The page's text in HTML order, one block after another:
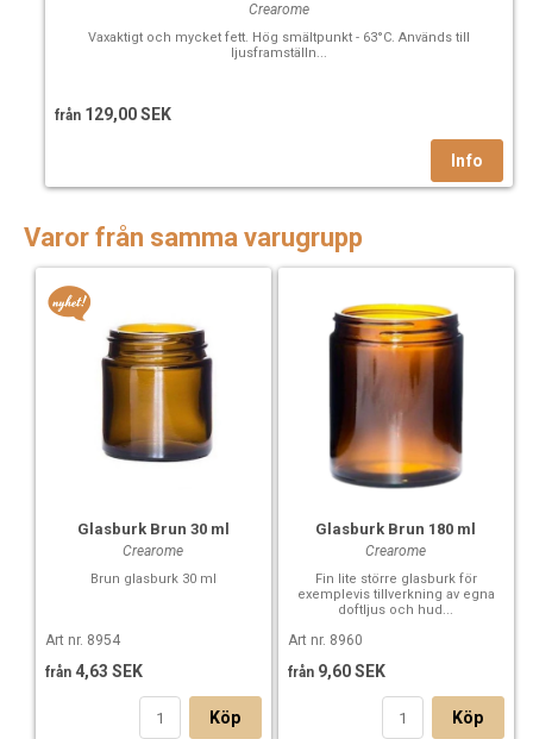
Crearome
Vaxaktigt och mycket fett. Hög smältpunkt - 63°C. Används till
ljusframställn...
från 129,00 SEK
Varor från samma varugrupp
Glasburk Brun 30 ml
Crearome
Brun glasburk 30 ml
Art nr. 8954
från 4,63 SEK
Köp
Glasburk Brun 180 ml
Crearome
Fin lite större glasburk för
exemplevis tillverkning av egna
doftljus och hud...
Art nr. 8960
från 9,60 SEK
Köp